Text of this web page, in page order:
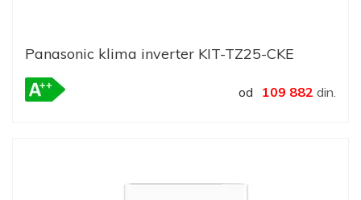
Panasonic klima inverter KIT-TZ25-CKE
od 109 882 din.